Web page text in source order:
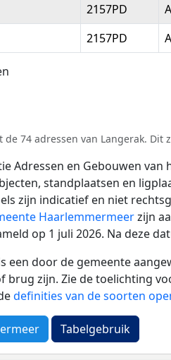
2157PD
2157PD
de 74 adressen van Langerak. Dit
Adressen en Gebouwen
standplaatsen en
zijn indicatief en niet
Haarlemmermeerzijn
op 1 juli 2026. Na deze
een door de gemeente
brug zijn. Zie de toelichting
definities van de soorten
Tabelgebruik